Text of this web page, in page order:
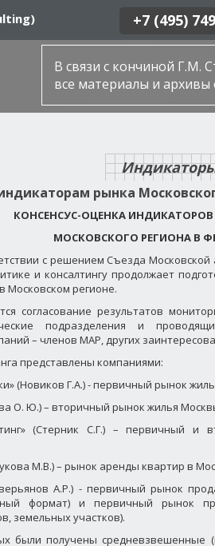
+7 (495)
В связи с кончиной Г.М.
все материалы и архивы
рынка
КОНСЕНСУС-ОЦЕНКА
МОСКОВСКОГО РЕГИОНА В
с решением Съезда
и консалтингу продолжает
Московском регионе.
согласование результатов
подразделения и
– членов МАР, других
представлены компаниями:
(Новиков Г.А.) - первичный рынок
О. Ю.) – вторичный рынок жилья
(Стерник С.Г.) – первичный
М.В.) – рынок аренды квартир в
А.Р.) - первичный рынок
формат) и первичный рынок
земельных участков).
были получены средневзвешенные